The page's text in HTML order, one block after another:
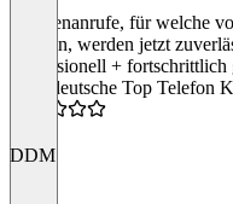
Kundenanrufe, für welche
wurden, werden jetzt
professionell + fortschrittlich
“Die deutsche Top Telefon
DDM